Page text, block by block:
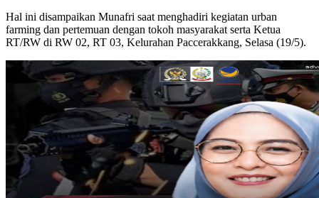
Hal ini disampaikan Munafri saat menghadiri kegiatan urban
farming dan pertemuan dengan tokoh masyarakat serta Ketua
RT/RW di RW 02, RT 03, Kelurahan Paccerakkang, Selasa (19/5).